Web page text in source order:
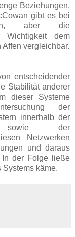
Beziehungen,
gibt es bei
aber die
Wichtigkeit dem
vergleichbar.
entscheidender
Stabilität anderer
dieser Systeme
der
innerhalb der
sowie der
Netzwerken
und daraus
In der Folge ließe
käme.